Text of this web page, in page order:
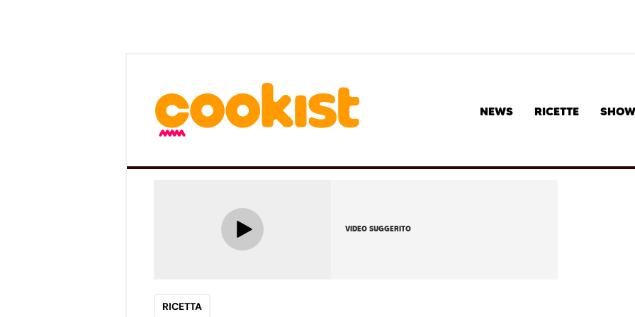
NEWS RICETTE SHOW
VIDEO SUGGERITO
RICETTA